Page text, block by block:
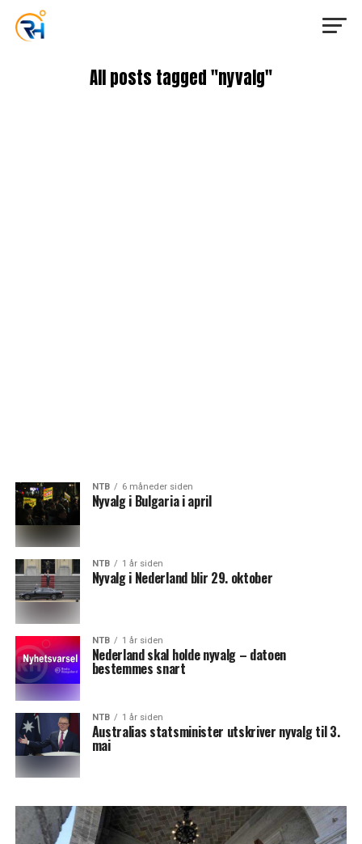
All posts tagged "nyvalg"
NTB 6 måneder siden
Nyvalg i Bulgaria i april
NTB 1 år siden
Nyvalg i Nederland blir 29. oktober
NTB 1 år siden
Nederland skal holde nyvalg – datoen
bestemmes snart
NTB 1 år siden
Australias statsminister utskriver nyvalg til 3.
mai